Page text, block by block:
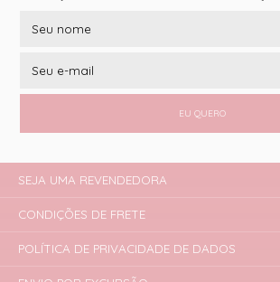
EU QUERO
SEJA UMA REVENDEDORA
CONDIÇÕES DE FRETE
POLÍTICA DE PRIVACIDADE DE DADOS